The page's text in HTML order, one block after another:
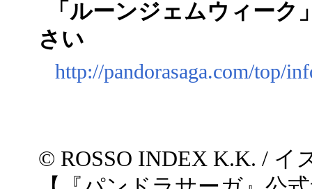
「ルーンジェムウィー
さい
http://pandorasaga.com/top/
© ROSSO INDEX K.K. / イ